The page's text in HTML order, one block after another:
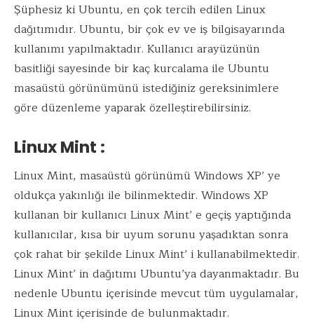
Şüphesiz ki Ubuntu, en çok tercih edilen Linux
dağıtımıdır. Ubuntu, bir çok ev ve iş bilgisayarında
kullanımı yapılmaktadır. Kullanıcı arayüzünün
basitliği sayesinde bir kaç kurcalama ile Ubuntu
masaüstü görünümünü istediğiniz gereksinimlere
göre düzenleme yaparak özelleştirebilirsiniz.
Linux Mint :
Linux Mint, masaüstü görünümü Windows XP’ ye
oldukça yakınlığı ile bilinmektedir. Windows XP
kullanan bir kullanıcı Linux Mint’ e geçiş yaptığında
kullanıcılar, kısa bir uyum sorunu yaşadıktan sonra
çok rahat bir şekilde Linux Mint’ i kullanabilmektedir.
Linux Mint’ in dağıtımı Ubuntu’ya dayanmaktadır. Bu
nedenle Ubuntu içerisinde mevcut tüm uygulamalar,
Linux Mint içerisinde de bulunmaktadır.